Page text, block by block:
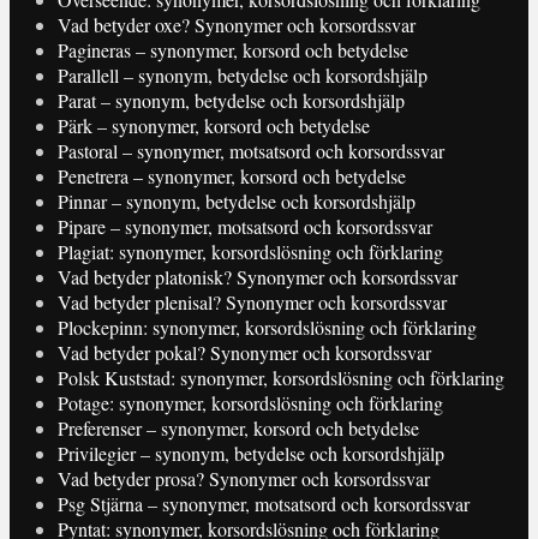
Vad betyder oxe? Synonymer och korsordssvar
Pagineras – synonymer, korsord och betydelse
Parallell – synonym, betydelse och korsordshjälp
Parat – synonym, betydelse och korsordshjälp
Pärk – synonymer, korsord och betydelse
Pastoral – synonymer, motsatsord och korsordssvar
Penetrera – synonymer, korsord och betydelse
Pinnar – synonym, betydelse och korsordshjälp
Pipare – synonymer, motsatsord och korsordssvar
Plagiat: synonymer, korsordslösning och förklaring
Vad betyder platonisk? Synonymer och korsordssvar
Vad betyder plenisal? Synonymer och korsordssvar
Plockepinn: synonymer, korsordslösning och förklaring
Vad betyder pokal? Synonymer och korsordssvar
Polsk Kuststad: synonymer, korsordslösning och förklaring
Potage: synonymer, korsordslösning och förklaring
Preferenser – synonymer, korsord och betydelse
Privilegier – synonym, betydelse och korsordshjälp
Vad betyder prosa? Synonymer och korsordssvar
Psg Stjärna – synonymer, motsatsord och korsordssvar
Pyntat: synonymer, korsordslösning och förklaring